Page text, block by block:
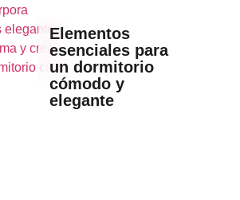
Elementos
esenciales para
un dormitorio
cómodo y
elegante